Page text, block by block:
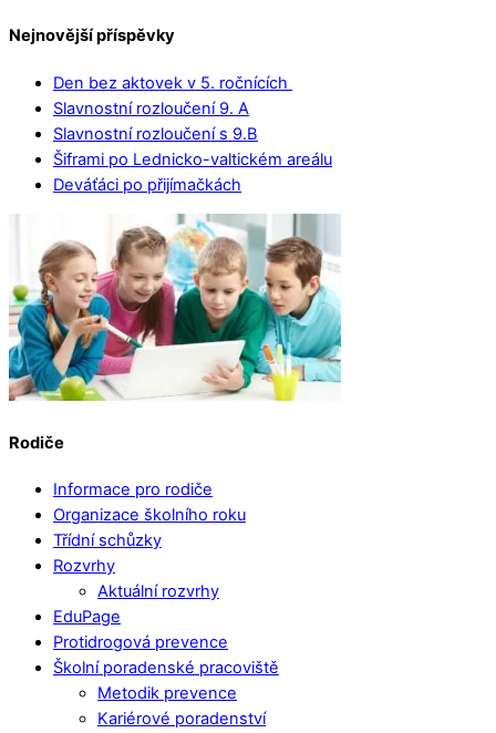
Nejnovější příspěvky
Den bez aktovek v 5. ročnících
Slavnostní rozloučení 9. A
Slavnostní rozloučení s 9.B
Šiframi po Lednicko-valtickém areálu
Deváťáci po přijímačkách
Rodiče
Informace pro rodiče
Organizace školního roku
Třídní schůzky
Rozvrhy
Aktuální rozvrhy
EduPage
Protidrogová prevence
Školní poradenské pracoviště
Metodik prevence
Kariérové poradenství